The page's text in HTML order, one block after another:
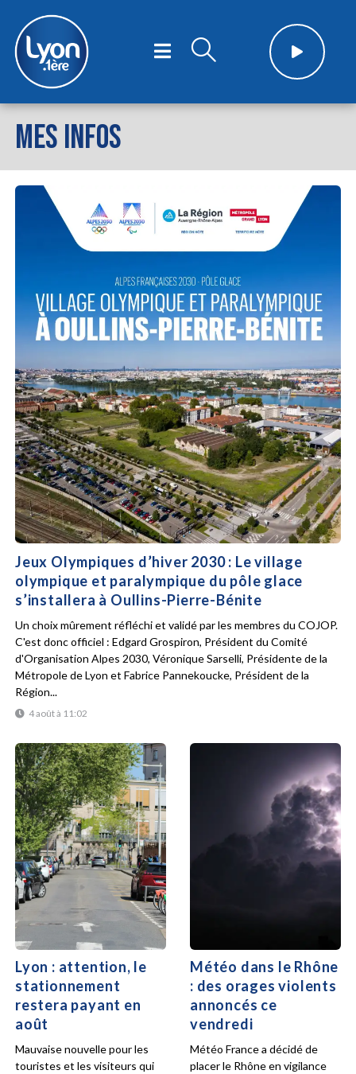
MES INFOS
Jeux Olympiques d’hiver 2030 : Le village
olympique et paralympique du pôle glace
s’installera à Oullins-Pierre-Bénite
4 août à 11:02
Un choix mûrement réfléchi et validé par les membres du COJOP.
C'est donc officiel : Edgard Grospiron, Président du Comité
d'Organisation Alpes 2030, Véronique Sarselli, Présidente de la
Métropole de Lyon et Fabrice Pannekoucke, Président de la
Région...
Lyon : attention, le
stationnement
restera payant en
août
Mauvaise nouvelle pour les
touristes et les visiteurs qui
Météo dans le Rhône
: des orages violents
annoncés ce
vendredi
Météo France a décidé de
placer le Rhône en vigilance